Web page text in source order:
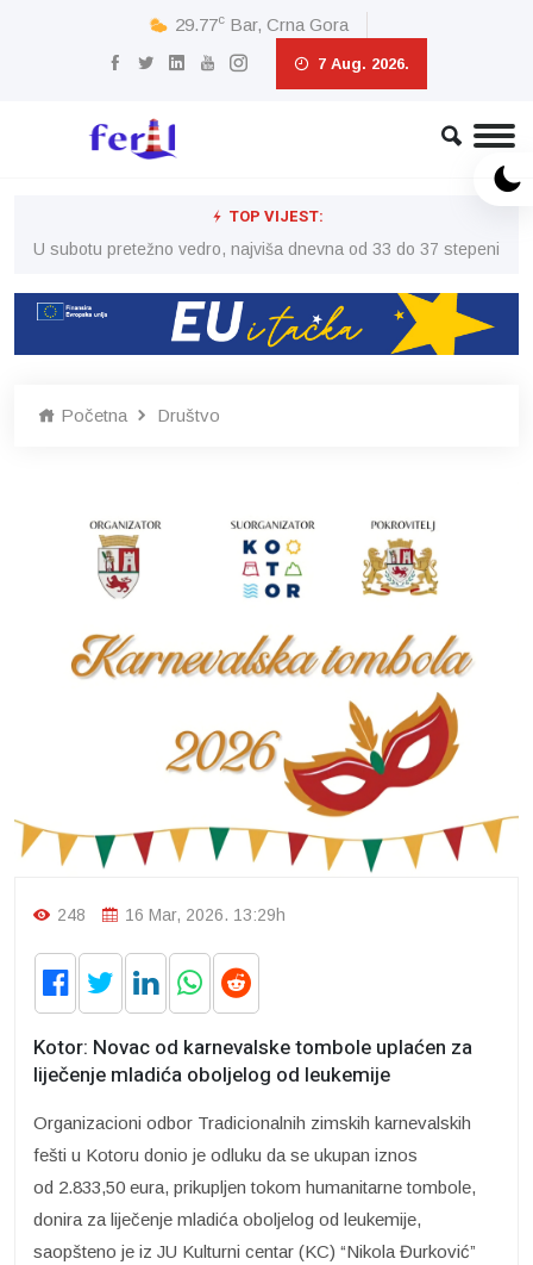
29.77c Bar, Crna Gora
7 Aug. 2026.
TOP VIJEST:
U subotu pretežno vedro, najviša dnevna od 33 do 37 stepeni
Početna Društvo
248 16 Mar, 2026. 13:29h
Kotor: Novac od karnevalske tombole uplaćen za
liječenje mladića oboljelog od leukemije
Organizacioni odbor Tradicionalnih zimskih karnevalskih
fešti u Kotoru donio je odluku da se ukupan iznos
od 2.833,50 eura, prikupljen tokom humanitarne tombole,
donira za liječenje mladića oboljelog od leukemije,
saopšteno je iz JU Kulturni centar (KC) “Nikola Đurković”